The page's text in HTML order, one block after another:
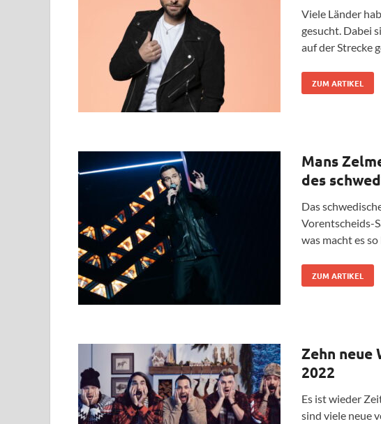
Viele Länder
gesucht. Dabei
auf der Strecke
ZUM ARTIKEL
Mans
des
Das
Vorentscheids-
was macht es
ZUM ARTIKEL
Zehn neue
2022
Es ist wieder
sind viele neue